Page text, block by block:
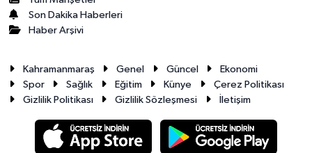
Son Dakika Haberleri
Haber Arşivi
Kahramanmaraş Genel Güncel
Ekonomi
Spor
Sağlık Eğitim Künye
Çerez Politikası
Gizlilik Politikası
Gizlilik Sözleşmesi İletişim